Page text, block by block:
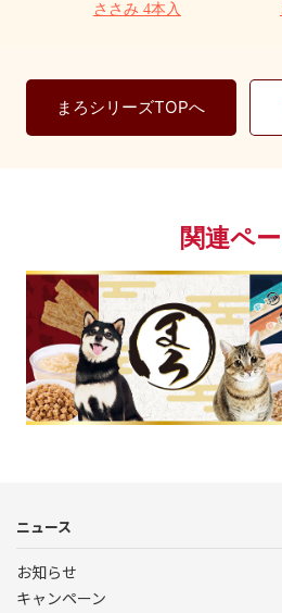
ささみ 4本入
まろシリーズTOPへ
関連ペ
ニュース
お知らせ
キャンペーン